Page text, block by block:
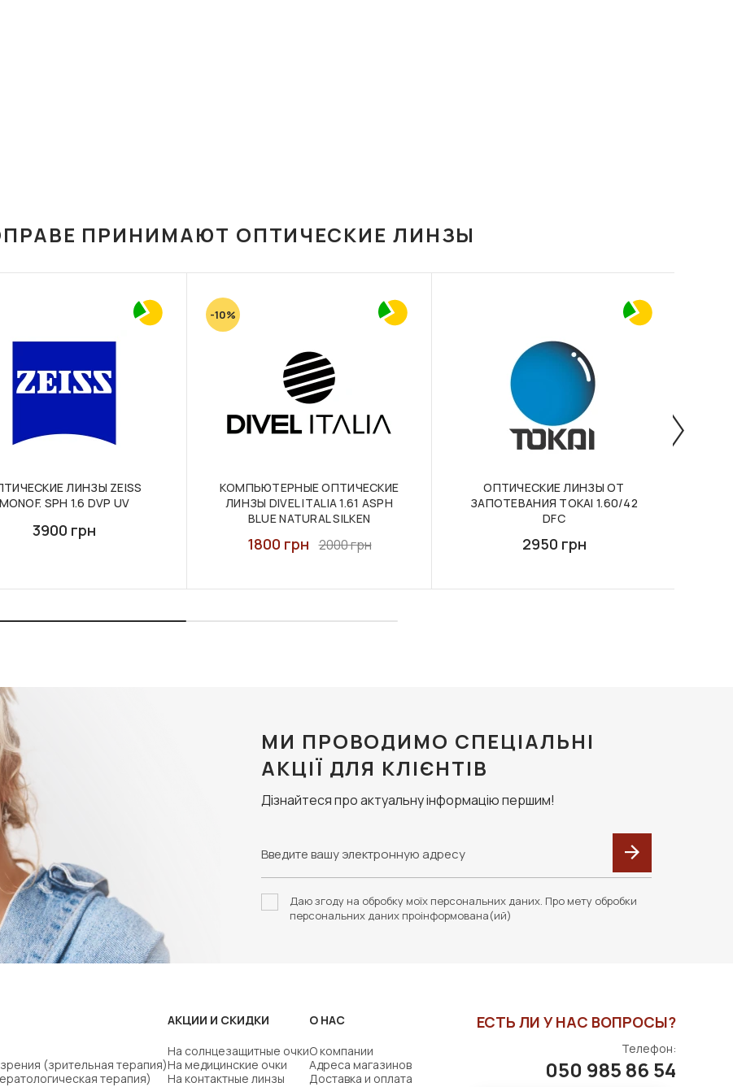
ПРИНИМАЮТ ОПТИЧЕСКИЕ ЛИНЗЫ
ЛИНЗЫ ZEISS
MONOF. SPH 1.6 DVP UV
3900 грн
-10%
КОМПЬЮТЕРНЫЕ ОПТИЧЕСКИЕ
ЛИНЗЫ DIVEL ITALIA 1.61 ASPH
BLUE NATURAL SILKEN
1800 грн 2000 грн
ОПТИЧЕСКИЕ ЛИНЗЫ ОТ
ЗАПОТЕВАНИЯ TOKAI 1.60/42
DFC
2950 грн
МИ ПРОВОДИМО СПЕЦІАЛЬНІ
АКЦІЇ ДЛЯ КЛІЄНТІВ
Дізнайтеся про актуальну інформацію першим!
Даю згоду на обробку моїх персональних даних. Про мету обробки
персональних даних проінформована(ий)
(зрительная терапия)
терапия)
АКЦИИ И СКИДКИ
На солнцезащитные очки
На медицинские очки
На контактные линзы
О НАС
О компании
Адреса магазинов
Доставка и оплата
ЕСТЬ ЛИ У НАС ВОПРОСЫ?
Телефон:
050 985 86 54